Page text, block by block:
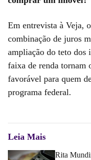
Em entrevista à Veja,
combinação de juros
ampliação do teto dos
faixa de renda tornam
favorável para quem
programa federal.
Leia Mais
Rita